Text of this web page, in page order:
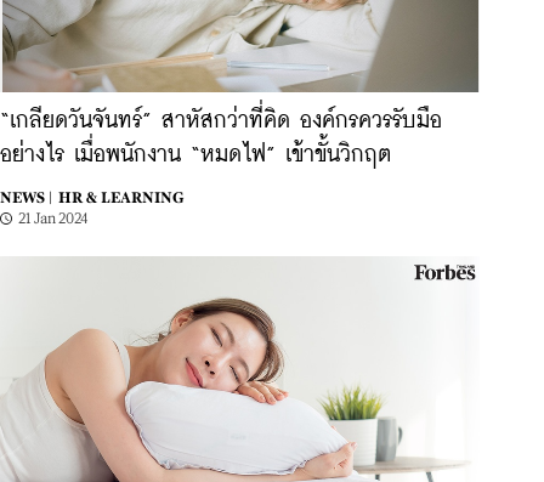
“เกลียดวันจันทร์” สาหัสกว่าที่คิด องค์กรควรรับมือ
อย่างไร เมื่อพนักงาน “หมดไฟ” เข้าขั้นวิกฤต
NEWS |
HR & LEARNING
21 Jan 2024